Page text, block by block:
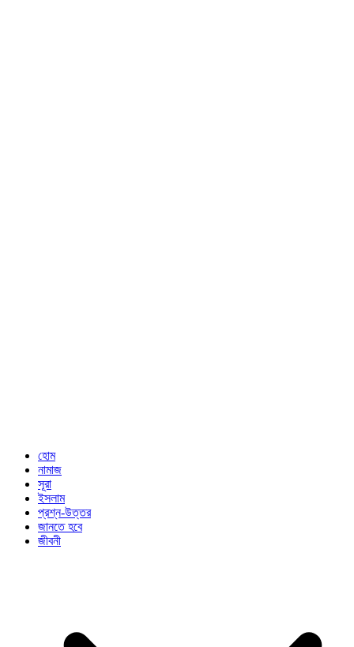
হোম
নামাজ
সূরা
ইসলাম
প্রশ্ন-উত্তর
জানতে হবে
জীবনী